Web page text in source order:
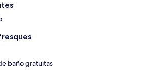
baño gratuitas